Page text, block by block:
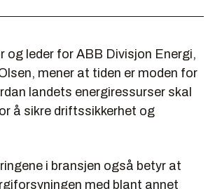
og leder for ABB Divisjon Energi,
mener at tiden er moden for
landets energiressurser skal
å sikre driftssikkerhet og
i bransjen også betyr at
med blant annet